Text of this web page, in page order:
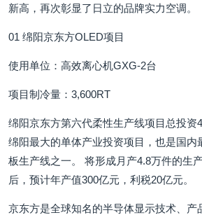
新高，再次彰显了日立的品牌实力空调。
01 绵阳京东方OLED项目
使用单位：高效离心机GXG-2台
项目制冷量：3,600RT
绵阳京东方第六代柔性生产线项目总投资
绵阳最大的单体产业投资项目，也是国内
板生产线之一。 将形成月产4.8万件的生
后，预计年产值300亿元，利税20亿元。
京东方是全球知名的半导体显示技术、产